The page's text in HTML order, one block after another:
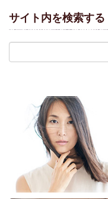
サイト内を検索する